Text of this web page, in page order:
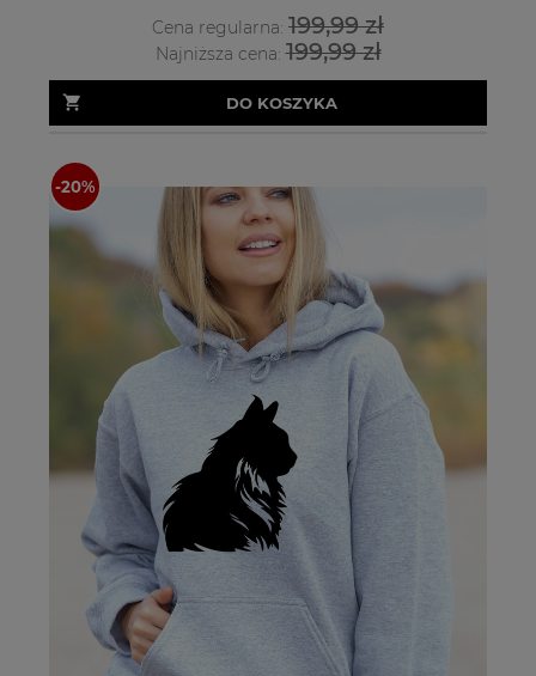
Cena regularna: 199,99 zł
Najniższa cena:199,99 zł
DO KOSZYKA